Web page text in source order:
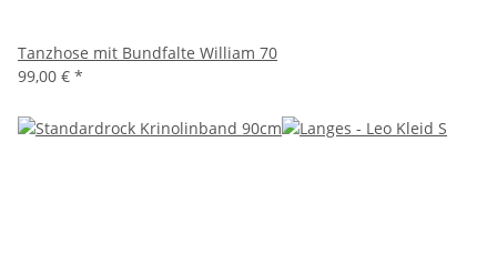
Tanzhose mit Bundfalte William 70
99,00 € *